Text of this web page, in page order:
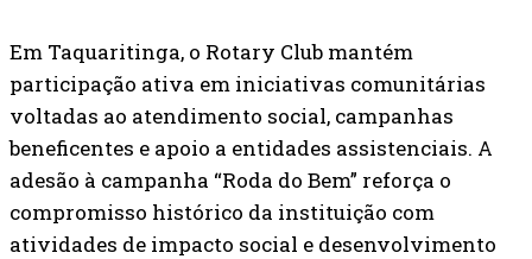
Em Taquaritinga, o Rotary Club mantém
participação ativa em iniciativas comunitárias
voltadas ao atendimento social, campanhas
beneficentes e apoio a entidades assistenciais. A
adesão à campanha “Roda do Bem” reforça o
compromisso histórico da instituição com
atividades de impacto social e desenvolvimento